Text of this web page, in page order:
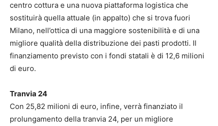
centro cottura e una nuova piattaforma logistica che
sostituirà quella attuale (in appalto) che si trova fuori
Milano, nell’ottica di una maggiore sostenibilità e di una
migliore qualità della distribuzione dei pasti prodotti. Il
finanziamento previsto con i fondi statali è di 12,6 milioni
di euro.
Tranvia 24
Con 25,82 milioni di euro, infine, verrà finanziato il
prolungamento della tranvia 24, per un migliore